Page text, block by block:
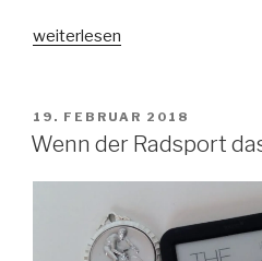
„650b-
zweiten
Anlauf“
weiterlesen
VERÖFFENTLICHT
AM
19. FEBRUAR 2018
Wenn der Radsport